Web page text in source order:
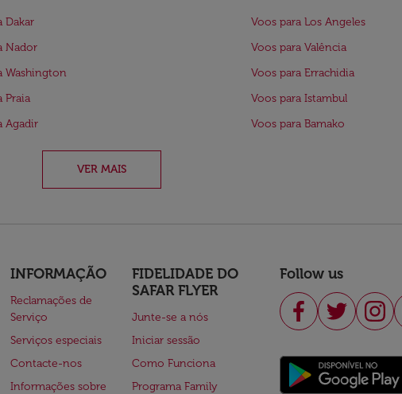
Dakar
Voos para Los Angeles
Nador
Voos para Valência
Washington
Voos para Errachidia
Praia
Voos para Istambul
Agadir Voos para Bamako
VER MAIS
INFORMAÇÃO
Reclamações de
Serviço
Serviços especiais
Contacte-nos
Informações sobre
FIDELIDADE DO
SAFAR FLYER
Junte-se a nós
Iniciar sessão
Como Funciona
Programa Family
Follow us